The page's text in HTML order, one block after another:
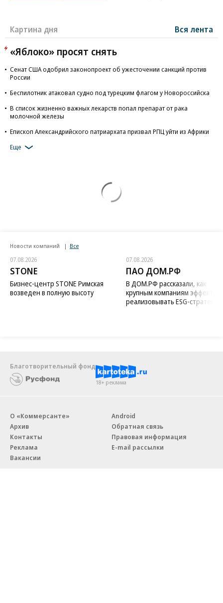
Картина дня Вся лента
«Яблоко» просят снять
Сенат США одобрил законопроект об ужесточении санкций против
России
Беспилотник атаковал судно под турецким флагом у Новороссийска
В список жизненно важных лекарств попал препарат от рака
молочной железы
Епископ Александрийского патриархата призвал РПЦ уйти из Африки
Еще
Новости компаний Все
07.08.2026
STONE
Бизнес-центр STONE Римская
возведен в полную высоту
07.08.2026
ПАО ДОМ.РФ
В ДОМ.РФ рассказали, как
крупным компаниям
реализовывать ESG-стратегию
Благотворительный фонд
18+ реклама
О «Коммерсанте»
Архив
Контакты
Реклама
Вакансии
Android
Обратная связь
Правовая информация
E-mail рассылки